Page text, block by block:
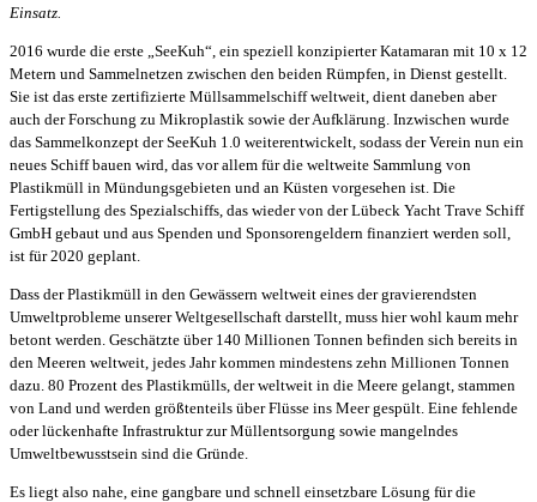
Einsatz.
2016 wurde die erste „SeeKuh“, ein speziell konzipierter Katamaran mit 10 x 12
Metern und Sammelnetzen zwischen den beiden Rümpfen, in Dienst gestellt.
Sie ist das erste zertifizierte Müllsammelschiff weltweit, dient daneben aber
auch der Forschung zu Mikroplastik sowie der Aufklärung. Inzwischen wurde
das Sammelkonzept der SeeKuh 1.0 weiterentwickelt, sodass der Verein nun ein
neues Schiff bauen wird, das vor allem für die weltweite Sammlung von
Plastikmüll in Mündungsgebieten und an Küsten vorgesehen ist. Die
Fertigstellung des Spezialschiffs, das wieder von der Lübeck Yacht Trave Schiff
GmbH gebaut und aus Spenden und Sponsorengeldern finanziert werden soll,
ist für 2020 geplant.
Dass der Plastikmüll in den Gewässern weltweit eines der gravierendsten
Umweltprobleme unserer Weltgesellschaft darstellt, muss hier wohl kaum mehr
betont werden. Geschätzte über 140 Millionen Tonnen befinden sich bereits in
den Meeren weltweit, jedes Jahr kommen mindestens zehn Millionen Tonnen
dazu. 80 Prozent des Plastikmülls, der weltweit in die Meere gelangt, stammen
von Land und werden größtenteils über Flüsse ins Meer gespült. Eine fehlende
oder lückenhafte Infrastruktur zur Müllentsorgung sowie mangelndes
Umweltbewusstsein sind die Gründe.
Es liegt also nahe, eine gangbare und schnell einsetzbare Lösung für die